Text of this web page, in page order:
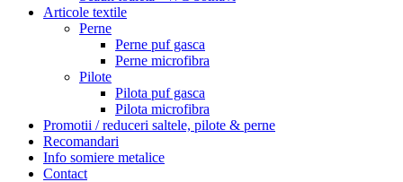
Articole textile
Perne
Perne puf gasca
Perne microfibra
Pilote
Pilota puf gasca
Pilota microfibra
Promotii / reduceri saltele, pilote & perne
Recomandari
Info somiere metalice
Contact